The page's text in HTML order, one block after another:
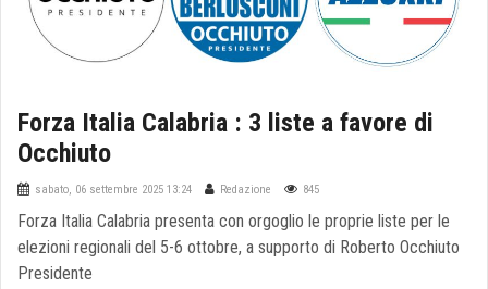
Forza Italia Calabria : 3 liste a favore di
Occhiuto
sabato, 06 settembre 2025 13:24 Redazione 845
Forza Italia Calabria presenta con orgoglio le proprie liste per le
elezioni regionali del 5-6 ottobre, a supporto di Roberto Occhiuto
Presidente